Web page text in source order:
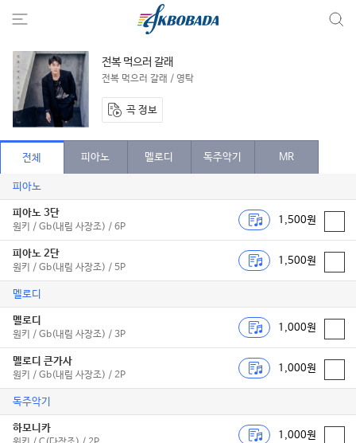
전복 먹으러 갈래
전복 먹으러 갈래 / 영탁
곡 정보
전체 피아노 멜로디 독주악기 MR
피아노
피아노 3단
원키 / Gb(내림 사장조) / 6P
1,500원
피아노 2단
원키 / Gb(내림 사장조) / 5P
1,500원
멜로디
멜로디
원키 / Gb(내림 사장조) / 3P
1,000원
멜로디 큰가사
원키 / Gb(내림 사장조) / 2P
1,000원
독주악기
하모니카
1,000원